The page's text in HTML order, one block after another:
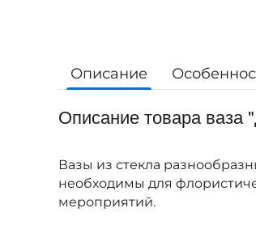
Описание
Описание товара ваза
Вазы из стекла
необходимы для
мероприятий.